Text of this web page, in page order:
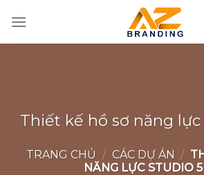
qua
nội
Thiết kế hồ sơ năng
TRANG CHỦ / CÁC DỰ ÁN /
NĂNG LỰC STUDIO